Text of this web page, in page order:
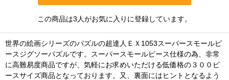
この商品は3人がお気に入りに登録しています。
世界の絵画シリーズのパズルの超達人ＥＸ1053スーパースモールピ
ースジグソーパズルです。スーパースモールピース仕様の為、非常
に高難易度商品ですが、気軽にお求めいただける低価格の３００ピ
ースサイズ商品となっております。又、裏面にはヒントとなるよう